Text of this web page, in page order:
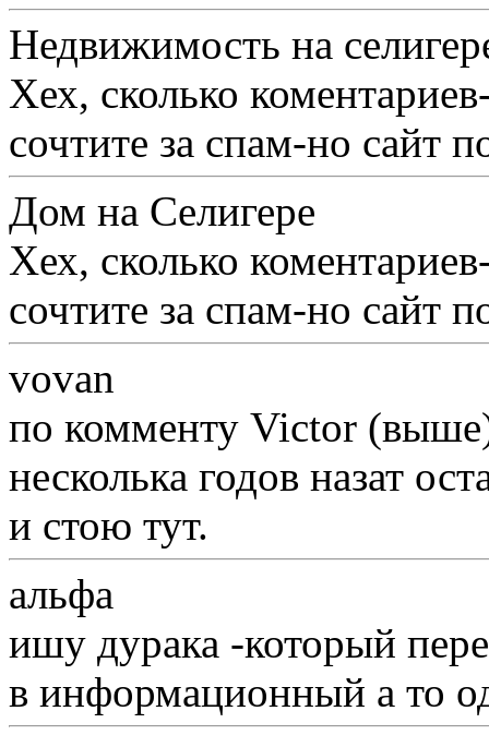
Недвижимость на
Хех, сколько
сочтите за спам-но сайт
Дом на Селигере
Хех, сколько
сочтите за спам-но сайт
vovan
по комменту Victor
несколька годов назат
и стою тут.
альфа
ишу дурака -который
в информационный а то